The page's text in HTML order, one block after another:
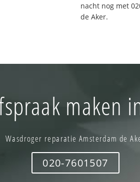
nacht nog met
de Aker.
maken
Wasdroger reparatie Amsterdam de
020-7601507